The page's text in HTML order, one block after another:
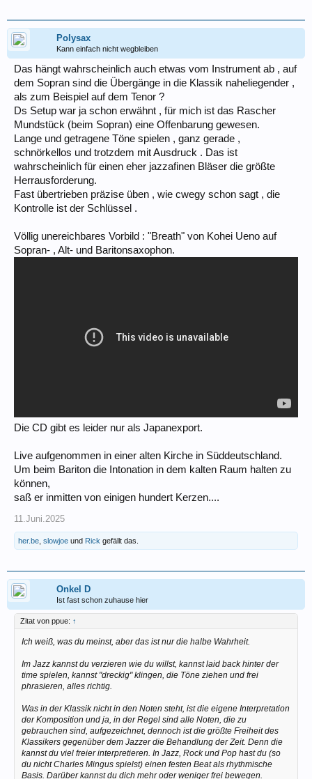
Polysax
Kann einfach nicht wegbleiben
Das hängt wahrscheinlich auch etwas vom Instrument ab , auf
dem Sopran sind die Übergänge in die Klassik naheliegender ,
als zum Beispiel auf dem Tenor ?
Ds Setup war ja schon erwähnt , für mich ist das Rascher
Mundstück (beim Sopran) eine Offenbarung gewesen.
Lange und getragene Töne spielen , ganz gerade ,
schnörkellos und trotzdem mit Ausdruck . Das ist
wahrscheinlich für einen eher jazzafinen Bläser die größte
Herrausforderung.
Fast übertrieben präzise üben , wie cwegy schon sagt , die
Kontrolle ist der Schlüssel .
Völlig unereichbares Vorbild : "Breath" von Kohei Ueno auf
Sopran- , Alt- und Baritonsaxophon.
Die CD gibt es leider nur als Japanexport.
Live aufgenommen in einer alten Kirche in Süddeutschland.
Um beim Bariton die Intonation in dem kalten Raum halten zu
können,
saß er inmitten von einigen hundert Kerzen....
11.Juni.2025
her.be slowjoe und Rick gefällt das.
Onkel D
Ist fast schon zuhause hier
Zitat von ppue: ↑
Ich weiß, was du meinst, aber das ist nur die halbe Wahrheit.
Im Jazz kannst du verzieren wie du willst, kannst laid back hinter der
time spielen, kannst "dreckig" klingen, die Töne ziehen und frei
phrasieren, alles richtig.
Was in der Klassik nicht in den Noten steht, ist die eigene Interpretation
der Komposition und ja, in der Regel sind alle Noten, die zu
gebrauchen sind, aufgezeichnet, dennoch ist die größte Freiheit des
Klassikers gegenüber dem Jazzer die Behandlung der Zeit. Denn die
kannst du viel freier interpretieren. In Jazz, Rock und Pop hast du (so
du nicht Charles Mingus spielst) einen festen Beat als rhythmische
Basis. Darüber kannst du dich mehr oder weniger frei bewegen.